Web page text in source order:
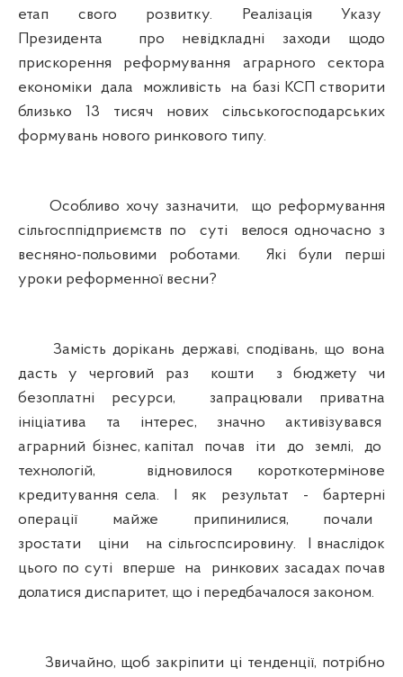
етап свого розвитку. Реалізація Указу
Президента про невідкладні заходи щодо
прискорення реформування аграрного сектора
економіки дала можливість на базі КСП створити
близько 13 тисяч нових сільськогосподарських
формувань нового ринкового типу.
Особливо хочу зазначити, що реформування
сільгосппідприємств по суті велося одночасно з
весняно-польовими роботами. Які були перші
уроки реформенної весни?
Замість дорікань державі, сподівань, що вона
дасть у черговий раз кошти з бюджету чи
безоплатні ресурси, запрацювали приватна
ініціатива та інтерес, значно активізувався
аграрний бізнес, капітал почав іти до землі, до
технологій, відновилося короткотермінове
кредитування села. І як результат - бартерні
операції майже припинилися, почали
зростати ціни на сільгоспсировину. І внаслідок
цього по суті вперше на ринкових засадах почав
долатися диспаритет, що і передбачалося законом.
Звичайно, щоб закріпити ці тенденції, потрібно